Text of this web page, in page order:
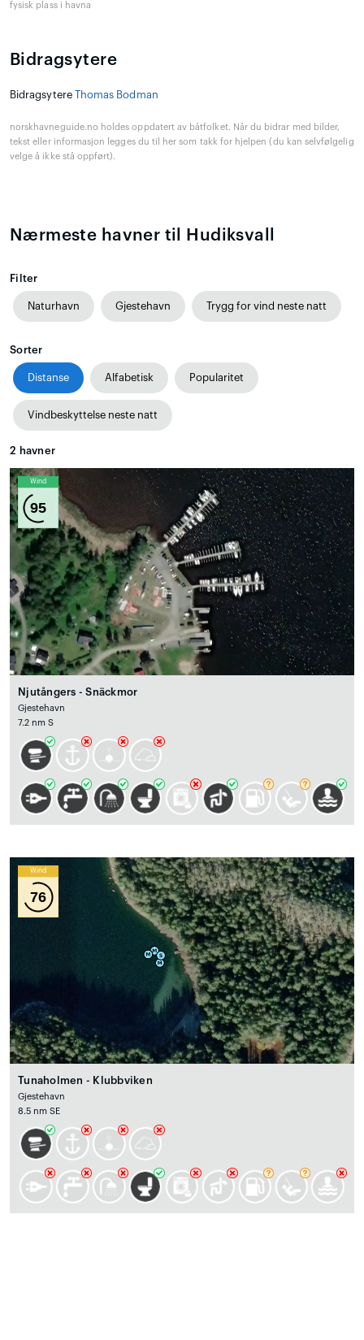
fysisk plass i havna
Bidragsytere
Bidragsytere Thomas Bodman
norskhavneguide.no holdes oppdatert av båtfolket. Når du bidrar med bilder,
tekst eller informasjon legges du til her som takk for hjelpen (du kan selvfølgelig
velge å ikke stå oppført).
Nærmeste havner til Hudiksvall
Filter
Naturhavn Gjestehavn Trygg for vind neste natt
Sorter
Distanse Alfabetisk Popularitet
Vindbeskyttelse neste natt
2 havner
Wind
95
Njutångers - Snäckmor
Gjestehavn
7.2 nm S
Wind
76
Tunaholmen - Klubbviken
Gjestehavn
8.5 nm SE